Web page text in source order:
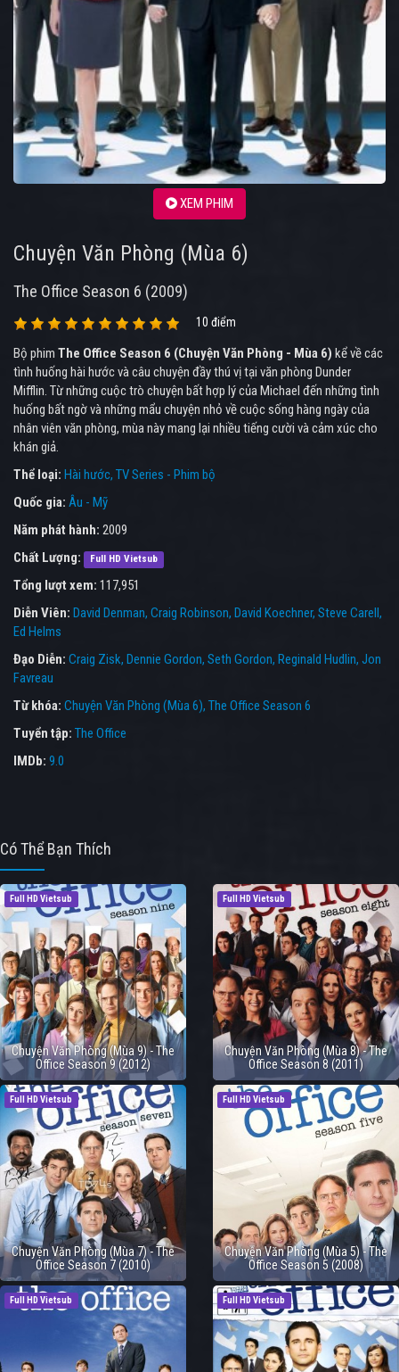
XEM PHIM
Chuyện Văn Phòng (Mùa 6)
The Office Season 6 (2009)
10 điểm
Bộ phim The Office Season 6 (Chuyện Văn Phòng - Mùa 6) kể về các
tình huống hài hước và câu chuyện đầy thú vị tại văn phòng Dunder
Mifflin. Từ những cuộc trò chuyện bất hợp lý của Michael đến những tình
huống bất ngờ và những mẩu chuyện nhỏ về cuộc sống hàng ngày của
nhân viên văn phòng, mùa này mang lại nhiều tiếng cười và cảm xúc cho
khán giả.
Thể loại: Hài hước TV Series - Phim bộ
Quốc gia: Âu - Mỹ
Năm phát hành: 2009
Chất Lượng:
Full HD Vietsub
Tổng lượt xem: 117,951
Diễn Viên: David Denman Craig Robinson David Koechner Steve Carell
Ed Helms
Đạo Diễn: Craig Zisk Dennie Gordon Seth Gordon Reginald Hudlin Jon
Favreau
Từ khóa: Chuyện Văn Phòng (Mùa 6), The Office Season 6
Tuyển tập: The Office
IMDb: 9.0
Có Thể Bạn Thích
Full HD Vietsub
Chuyện Văn Phòng (Mùa 9) - The
Office Season 9 (2012)
Full HD Vietsub
Chuyện Văn Phòng (Mùa 8) - The
Office Season 8 (2011)
Full HD Vietsub
Chuyện Văn Phòng (Mùa 7) - The
Office Season 7 (2010)
Full HD Vietsub
Chuyện Văn Phòng (Mùa 5) - The
Office Season 5 (2008)
Full HD Vietsub Full HD Vietsub